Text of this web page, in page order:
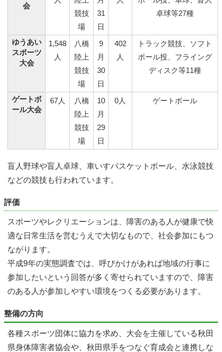
会
競技
場
31
日
卓球等27種
ゆうあい
スポーツ
大会
1,548
人
八橋
陸上
競技
場
9
月
30
日
402
人
トラック競技、ソフト
ボール投、フライング
ディスク等11種
ゲートボ
ール大会
67人
八橋
陸上
競技
場
10
月
29
日
0人 ゲートボール
盲人野球や盲人卓球、車いすバスケットボール、水泳競技
などの競技も行われています。
評価
スポーツやレクリエーションは、障害のある人が健康で快
適な日常生活を営むうえで大切なもので、社会参加にもつ
ながります。
平成9年の実態調査では、呼びかけがあれば地域の行事に
参加したいという回答が多く寄せられていますので、障害
のある人が参加しやすい環境をつくる必要があります。
整備の方向
各種スポーツ団体に協力を求め、大会を主催している秋田
県身体障害者協会や、秋田県手をつなぐ育成会と連携しな